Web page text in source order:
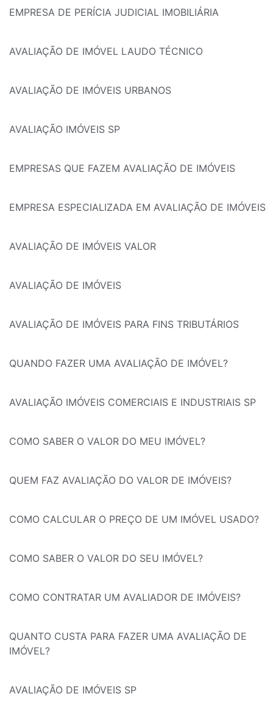
EMPRESA DE PERÍCIA JUDICIAL IMOBILIÁRIA
AVALIAÇÃO DE IMÓVEL LAUDO TÉCNICO
AVALIAÇÃO DE IMÓVEIS URBANOS
AVALIAÇÃO IMÓVEIS SP
EMPRESAS QUE FAZEM AVALIAÇÃO DE IMÓVEIS
EMPRESA ESPECIALIZADA EM AVALIAÇÃO DE IMÓVEIS
AVALIAÇÃO DE IMÓVEIS VALOR
AVALIAÇÃO DE IMÓVEIS
AVALIAÇÃO DE IMÓVEIS PARA FINS TRIBUTÁRIOS
QUANDO FAZER UMA AVALIAÇÃO DE IMÓVEL?
AVALIAÇÃO IMÓVEIS COMERCIAIS E INDUSTRIAIS SP
COMO SABER O VALOR DO MEU IMÓVEL?
QUEM FAZ AVALIAÇÃO DO VALOR DE IMÓVEIS?
COMO CALCULAR O PREÇO DE UM IMÓVEL USADO?
COMO SABER O VALOR DO SEU IMÓVEL?
COMO CONTRATAR UM AVALIADOR DE IMÓVEIS?
QUANTO CUSTA PARA FAZER UMA AVALIAÇÃO DE
IMÓVEL?
AVALIAÇÃO DE IMÓVEIS SP